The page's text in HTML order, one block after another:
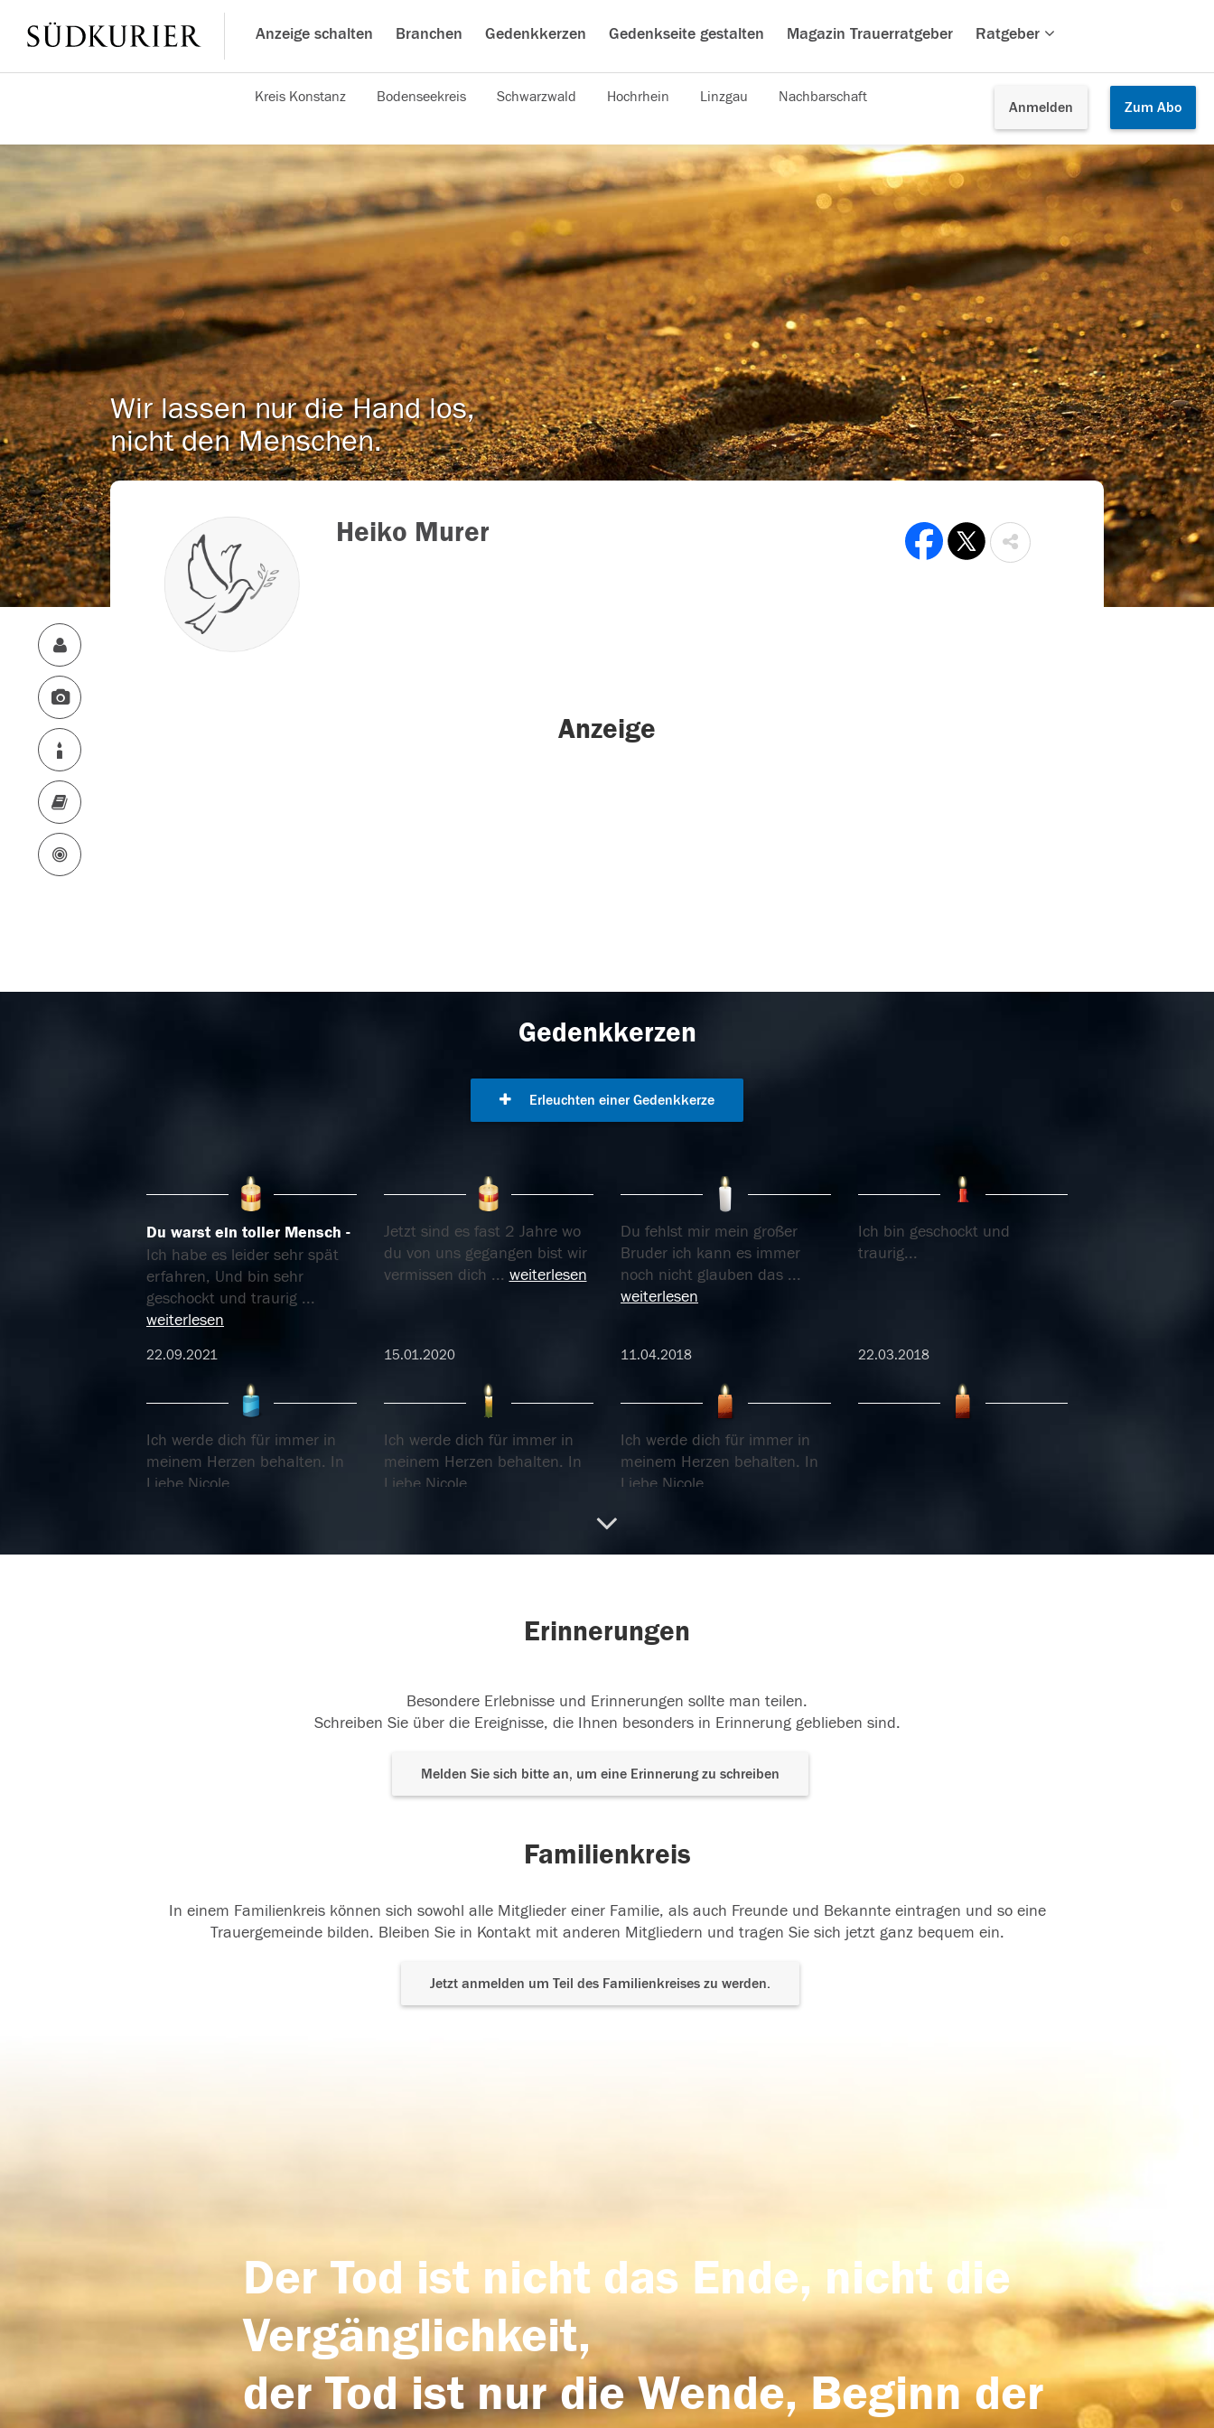
Anzeige schalten Branchen Gedenkkerzen Gedenkseite gestalten Magazin Trauerratgeber Ratgeber
Anmelden Zum Abo
Kreis Konstanz Bodenseekreis Schwarzwald Hochrhein Linzgau Nachbarschaft
Wir lassen nur die Hand los,
nicht den Menschen.
Heiko Murer
Anzeige
Gedenkkerzen
Erleuchten einer Gedenkkerze
Du warst ein toller Mensch
Ich habe es leider sehr spät
erfahren, Und bin sehr
geschockt und traurig ...
weiterlesen
22.09.2021
Jetzt sind es fast 2 Jahre wo
du von uns gegangen bist wir
vermissen dich ... weiterlesen
15.01.2020
Du fehlst mir mein großer
Bruder ich kann es immer
noch nicht glauben das ...
weiterlesen
11.04.2018
Ich bin geschockt und
traurig...
22.03.2018
Ich werde dich für immer in
meinem Herzen behalten. In
Liebe Nicole
Ich werde dich für immer in
meinem Herzen behalten. In
Liebe Nicole
Ich werde dich für immer in
meinem Herzen behalten. In
Liebe Nicole
Erinnerungen
Besondere Erlebnisse und Erinnerungen sollte man teilen.
Schreiben Sie über die Ereignisse, die Ihnen besonders in Erinnerung geblieben sind.
Melden Sie sich bitte an, um eine Erinnerung zu schreiben
Familienkreis
In einem Familienkreis können sich sowohl alle Mitglieder einer Familie, als auch Freunde und Bekannte eintragen und so eine
Trauergemeinde bilden. Bleiben Sie in Kontakt mit anderen Mitgliedern und tragen Sie sich jetzt ganz bequem ein.
Jetzt anmelden um Teil des Familienkreises zu werden.
Der Tod ist nicht das Ende, nicht die
Vergänglichkeit,
der Tod ist nur die Wende, Beginn der